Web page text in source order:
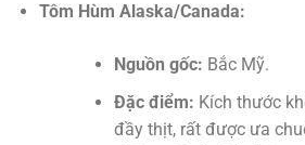
Tôm Hùm Alaska/Canada:
Nguồn gốc: Bắc Mỹ.
Đặc điểm: Kích thước
đầy thịt, rất được ưa